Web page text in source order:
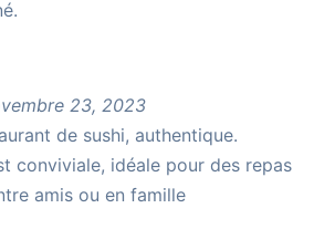
23, 2023
de sushi, authentique.
conviviale, idéale pour des repas
amis ou en famille